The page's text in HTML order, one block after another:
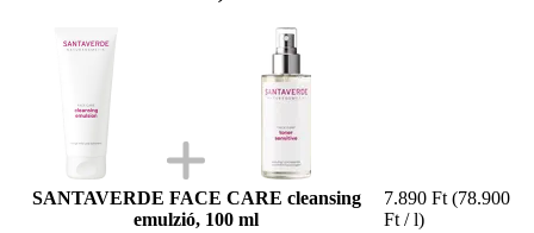
SANTAVERDE FACE CARE cleansing
emulzió, 100 ml
7.890 Ft (78.900
Ft / l)